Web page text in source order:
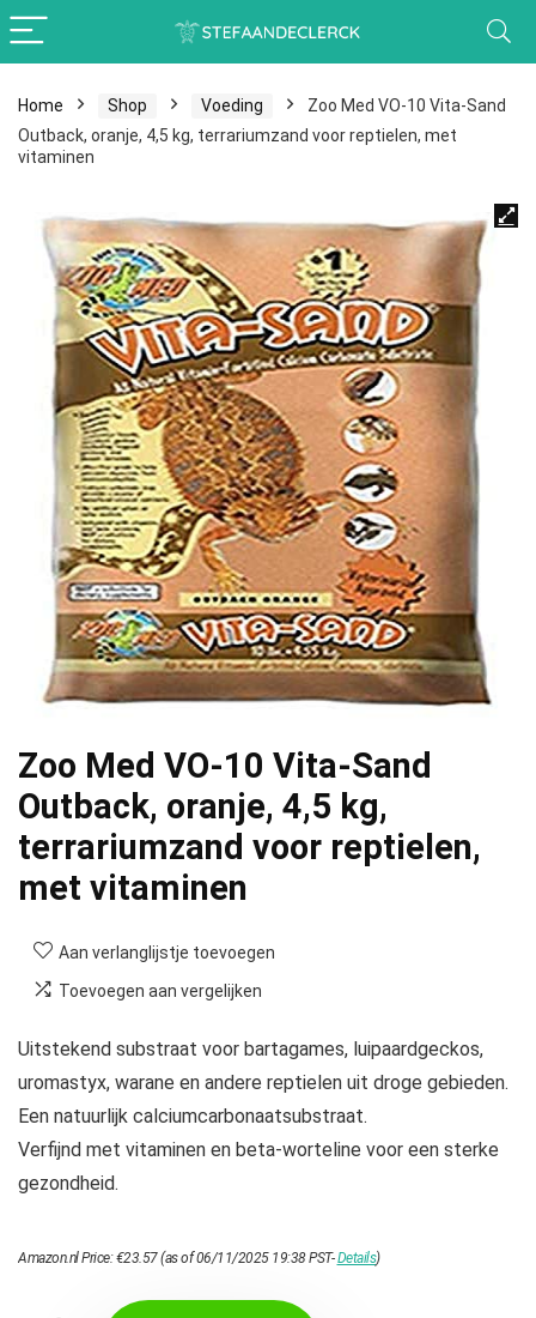
Home Shop Voeding
Zoo Med VO-10 Vita-Sand
Outback, oranje, 4,5 kg, terrariumzand voor reptielen, met
vitaminen
Zoo Med VO-10 Vita-Sand
Outback, oranje, 4,5 kg,
terrariumzand voor reptielen,
met vitaminen
Aan verlanglijstje toevoegen
Toevoegen aan vergelijken
Uitstekend substraat voor bartagames, luipaardgeckos,
uromastyx, warane en andere reptielen uit droge gebieden.
Een natuurlijk calciumcarbonaatsubstraat.
Verfijnd met vitaminen en beta-worteline voor een sterke
gezondheid.
Amazon.nl Price:€23.57(as of 06/11/2025 19:38 PST-Details)